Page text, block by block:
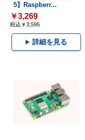
5】Raspberr...
￥3,269
税込￥3,595
詳細を見る